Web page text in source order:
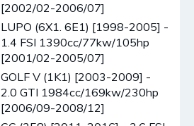
[2002/02-2006/07]
LUPO (6X1. 6E1) [1998-2005] -
1.4 FSI 1390cc/77kw/105hp
[2001/02-2005/07]
GOLF V (1K1) [2003-2009] -
2.0 GTI 1984cc/169kw/230hp
[2006/09-2008/12]